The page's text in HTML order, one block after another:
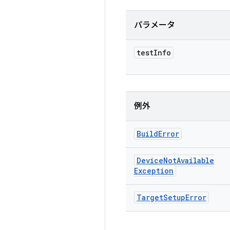
パラメータ
testInfo
例外
BuildError
DeviceNotAvailable
Exception
TargetSetupError